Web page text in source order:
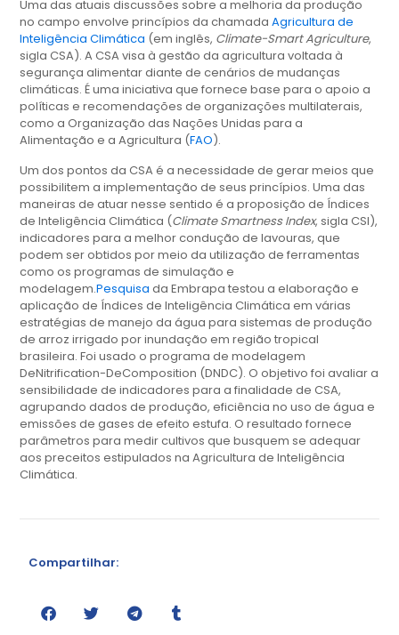
Uma das atuais discussões sobre a melhoria da produção
no campo envolve princípios da chamadaAgricultura de
Inteligência Climática (em inglês, Climate-Smart Agriculture,
sigla CSA). A CSA visa à gestão da agricultura voltada à
segurança alimentar diante de cenários de mudanças
climáticas. É uma iniciativa que fornece base para o apoio a
políticas e recomendações de organizações multilaterais,
como a Organização das Nações Unidas para a
Alimentação e a Agricultura (FAO).
Um dos pontos da CSA é a necessidade de gerar meios que
possibilitem a implementação de seus princípios. Uma das
maneiras de atuar nesse sentido é a proposição de Índices
de Inteligência Climática (Climate Smartness Index, sigla CSI),
indicadores para a melhor condução de lavouras, que
podem ser obtidos por meio da utilização de ferramentas
como os programas de simulação e
modelagem.Pesquisa da Embrapa testou a elaboração e
aplicação de Índices de Inteligência Climática em várias
estratégias de manejo da água para sistemas de produção
de arroz irrigado por inundação em região tropical
brasileira. Foi usado o programa de modelagem
DeNitrification-DeComposition (DNDC). O objetivo foi avaliar a
sensibilidade de indicadores para a finalidade de CSA,
agrupando dados de produção, eficiência no uso de água e
emissões de gases de efeito estufa. O resultado fornece
parâmetros para medir cultivos que busquem se adequar
aos preceitos estipulados na Agricultura de Inteligência
Climática.
Compartilhar: